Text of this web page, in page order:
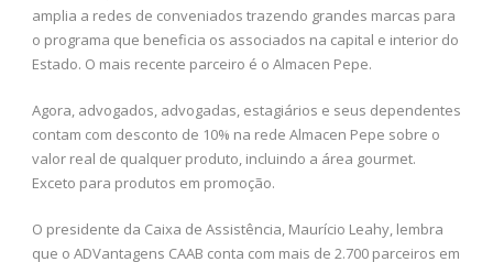
amplia a redes de conveniados trazendo grandes marcas para
o programa que beneficia os associados na capital e interior do
Estado. O mais recente parceiro é o Almacen Pepe.
Agora, advogados, advogadas, estagiários e seus dependentes
contam com desconto de 10% na rede Almacen Pepe sobre o
valor real de qualquer produto, incluindo a área gourmet.
Exceto para produtos em promoção.
O presidente da Caixa de Assistência, Maurício Leahy, lembra
que o ADVantagens CAAB conta com mais de 2.700 parceiros em